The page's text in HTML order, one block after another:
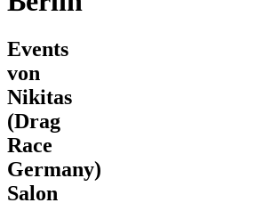
Events
von
Nikitas
(Drag
Race
Germany)
Salon